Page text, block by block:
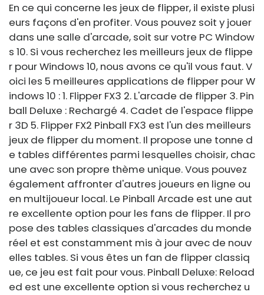
En ce qui concerne les jeux de flipper, il existe plusi
eurs façons d'en profiter. Vous pouvez soit y jouer
dans une salle d'arcade, soit sur votre PC Window
s 10. Si vous recherchez les meilleurs jeux de flippe
r pour Windows 10, nous avons ce qu'il vous faut. V
oici les 5 meilleures applications de flipper pour W
indows 10 : 1. Flipper FX3 2. L'arcade de flipper 3. Pin
ball Deluxe : Rechargé 4. Cadet de l'espace flippe
r 3D 5. Flipper FX2 Pinball FX3 est l'un des meilleurs
jeux de flipper du moment. Il propose une tonne d
e tables différentes parmi lesquelles choisir, chac
une avec son propre thème unique. Vous pouvez
également affronter d'autres joueurs en ligne ou
en multijoueur local. Le Pinball Arcade est une aut
re excellente option pour les fans de flipper. Il pro
pose des tables classiques d'arcades du monde
réel et est constamment mis à jour avec de nouv
elles tables. Si vous êtes un fan de flipper classiq
ue, ce jeu est fait pour vous. Pinball Deluxe: Reload
ed est une excellente option si vous recherchez u